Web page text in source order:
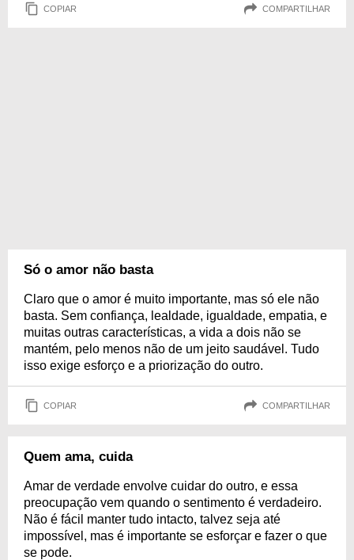
COPIAR COMPARTILHAR
Só o amor não basta
Claro que o amor é muito importante, mas só ele não
basta. Sem confiança, lealdade, igualdade, empatia, e
muitas outras características, a vida a dois não se
mantém, pelo menos não de um jeito saudável. Tudo
isso exige esforço e a priorização do outro.
COPIAR COMPARTILHAR
Quem ama, cuida
Amar de verdade envolve cuidar do outro, e essa
preocupação vem quando o sentimento é verdadeiro.
Não é fácil manter tudo intacto, talvez seja até
impossível, mas é importante se esforçar e fazer o que
se pode.